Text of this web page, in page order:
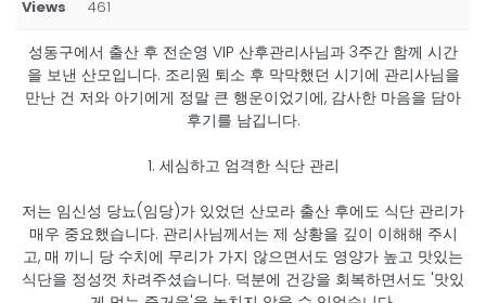
Views 461
성동구에서 출산 후 전순영 VIP 산후관리사님과 3주간 함께 시간
을 보낸 산모입니다. 조리원 퇴소 후 막막했던 시기에 관리사님을
만난 건 저와 아기에게 정말 큰 행운이었기에, 감사한 마음을 담아
후기를 남깁니다.
​1. 세심하고 엄격한 식단 관리
​저는 임신성 당뇨(임당)가 있었던 산모라 출산 후에도 식단 관리가
매우 중요했습니다. 관리사님께서는 제 상황을 깊이 이해해 주시
고, 매 끼니 당 수치에 무리가 가지 않으면서도 영양가 높고 맛있는
식단을 정성껏 차려주셨습니다. 덕분에 건강을 회복하면서도 '맛있